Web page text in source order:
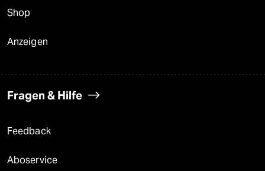
Shop
Anzeigen
Fragen & Hilfe
Feedback
Aboservice